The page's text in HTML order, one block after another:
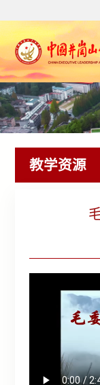
教学资源